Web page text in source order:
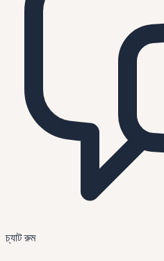
চ্যাট রুম